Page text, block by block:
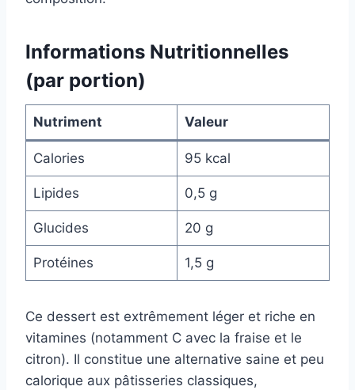
Informations Nutritionnelles
(par portion)
Nutriment Valeur
Calories 95 kcal
Lipides 0,5 g
Glucides 20 g
Protéines 1,5 g
Ce dessert est extrêmement léger et riche en
vitamines (notamment C avec la fraise et le
citron). Il constitue une alternative saine et peu
calorique aux pâtisseries classiques,